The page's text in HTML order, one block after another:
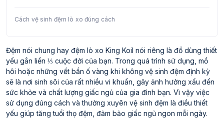
Cách vệ sinh đệm lò xo đúng cách
Đệm nói chung hay đệm lò xo King Koil nói riêng là đồ dùng thiết
yếu gắn liền ⅓ cuộc đời của bạn. Trong quá trình sử dụng, mồ
hôi hoặc những vết bẩn ố vàng khi không vệ sinh đệm định kỳ
sẽ là nơi sinh sôi của rất nhiều vi khuẩn, gây ảnh hưởng xấu đến
sức khỏe và chất lượng giấc ngủ của gia đình bạn. Vì vậy việc
sử dụng đúng cách và thường xuyên vệ sinh đệm là điều thiết
yếu giúp tăng tuổi thọ đệm, đảm bảo giấc ngủ ngon mỗi ngày.